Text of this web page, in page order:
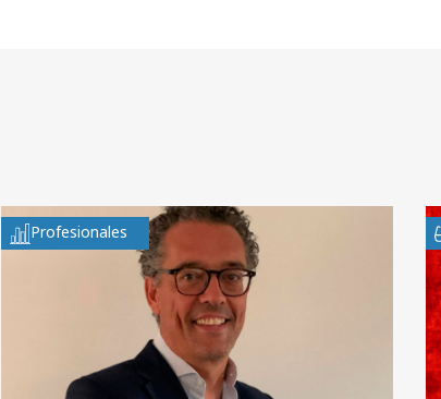
Profesionales